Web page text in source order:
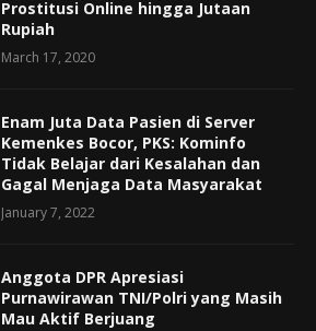
Prostitusi Online hingga Jutaan
Rupiah
March 17, 2020
Enam Juta Data Pasien di Server
Kemenkes Bocor, PKS: Kominfo
Tidak Belajar dari Kesalahan dan
Gagal Menjaga Data Masyarakat
January 7, 2022
Anggota DPR Apresiasi
Purnawirawan TNI/Polri yang Masih
Mau Aktif Berjuang